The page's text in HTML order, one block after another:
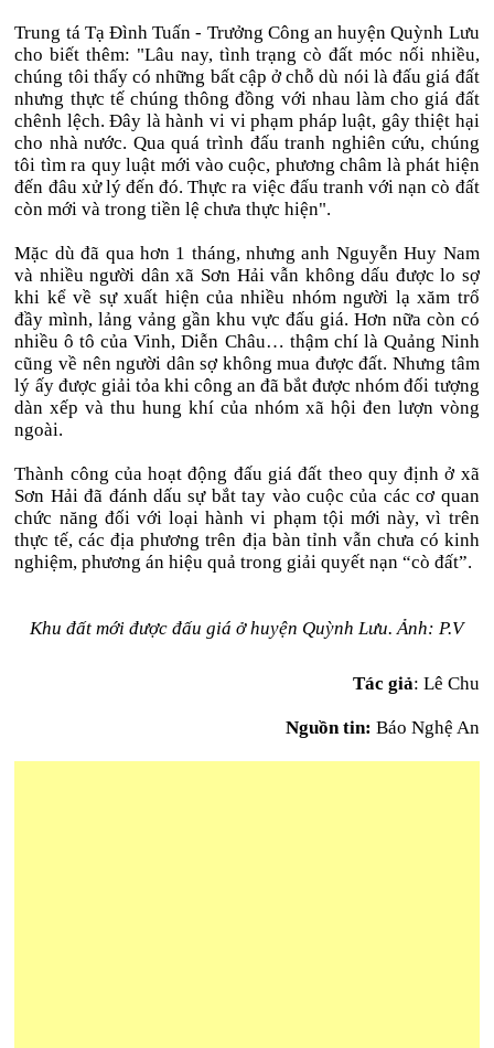
Trung tá Tạ Đình Tuấn - Trưởng Công an huyện Quỳnh Lưu
cho biết thêm: "Lâu nay, tình trạng cò đất móc nối nhiều,
chúng tôi thấy có những bất cập ở chỗ dù nói là đấu giá đất
nhưng thực tế chúng thông đồng với nhau làm cho giá đất
chênh lệch. Đây là hành vi vi phạm pháp luật, gây thiệt hại
cho nhà nước. Qua quá trình đấu tranh nghiên cứu, chúng
tôi tìm ra quy luật mới vào cuộc, phương châm là phát hiện
đến đâu xử lý đến đó. Thực ra việc đấu tranh với nạn cò đất
còn mới và trong tiền lệ chưa thực hiện".
Mặc dù đã qua hơn 1 tháng, nhưng anh Nguyễn Huy Nam
và nhiều người dân xã Sơn Hải vẫn không dấu được lo sợ
khi kể về sự xuất hiện của nhiều nhóm người lạ xăm trổ
đầy mình, lảng vảng gần khu vực đấu giá. Hơn nữa còn có
nhiều ô tô của Vinh, Diễn Châu… thậm chí là Quảng Ninh
cũng về nên người dân sợ không mua được đất. Nhưng tâm
lý ấy được giải tỏa khi công an đã bắt được nhóm đối tượng
dàn xếp và thu hung khí của nhóm xã hội đen lượn vòng
ngoài.
Thành công của hoạt động đấu giá đất theo quy định ở xã
Sơn Hải đã đánh dấu sự bắt tay vào cuộc của các cơ quan
chức năng đối với loại hành vi phạm tội mới này, vì trên
thực tế, các địa phương trên địa bàn tỉnh vẫn chưa có kinh
nghiệm, phương án hiệu quả trong giải quyết nạn “cò đất”.
Khu đất mới được đấu giá ở huyện Quỳnh Lưu. Ảnh: P.V
Tác giả: Lê Chu
Nguồn tin: Báo Nghệ An